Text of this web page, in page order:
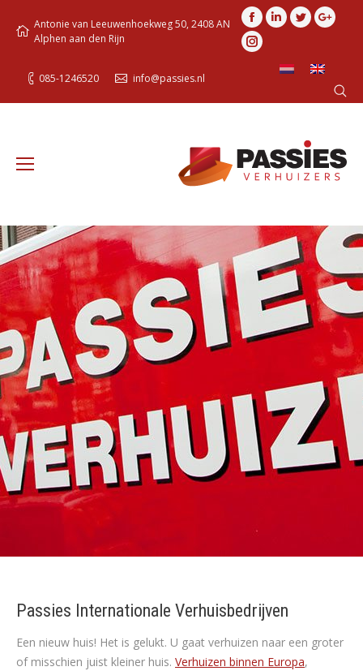
Antonie van Leeuwenhoekweg 50, 2408 AN
Alphen aan den Rijn
085-1246520 info@passies.nl
Facebook
Linkedin
Twitter
Instagram
Passies Internationale Verhuisbedrijven
Een nieuw huis! Het is gelukt. U gaat verhuizen naar een groter
of misschien juist kleiner huis. Verhuizen binnen Europa,